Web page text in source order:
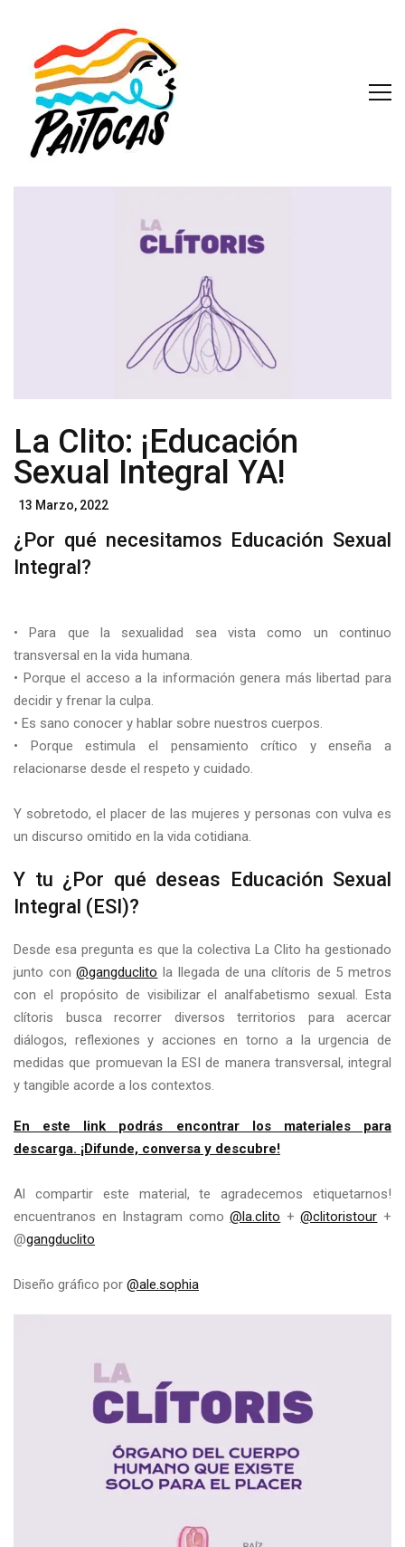
La Clito: ¡Educación
Sexual Integral YA!
Posted
13 Marzo, 2022
¿Por qué necesitamos Educación Sexual
Integral?
• Para que la sexualidad sea vista como un continuo
transversal en la vida humana.
• Porque el acceso a la información genera más libertad para
decidir y frenar la culpa.
• Es sano conocer y hablar sobre nuestros cuerpos.
• Porque estimula el pensamiento crítico y enseña a
relacionarse desde el respeto y cuidado.
Y sobretodo, el placer de las mujeres y personas con vulva es
un discurso omitido en la vida cotidiana.
Y tu ¿Por qué deseas Educación Sexual
Integral (ESI)?
Desde esa pregunta es que la colectiva La Clito ha gestionado
junto con@gangduclito la llegada de una clítoris de 5 metros
con el propósito de visibilizar el analfabetismo sexual. Esta
clítoris busca recorrer diversos territorios para acercar
diálogos, reflexiones y acciones en torno a la urgencia de
medidas que promuevan la ESI de manera transversal, integral
y tangible acorde a los contextos.
En este link podrás encontrar los materiales para
descarga. ¡Difunde, conversa y descubre!
Al compartir este material, te agradecemos etiquetarnos!
encuentranos en Instagram como@la.clito +@clitoristour +
@gangduclito
Diseño gráfico por @ale.sophia